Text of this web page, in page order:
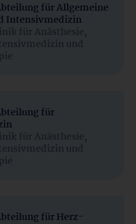
für Allgemeine
Intensivmedizin
für Anästhesie,
und
für
für Anästhesie,
und
für Herz-